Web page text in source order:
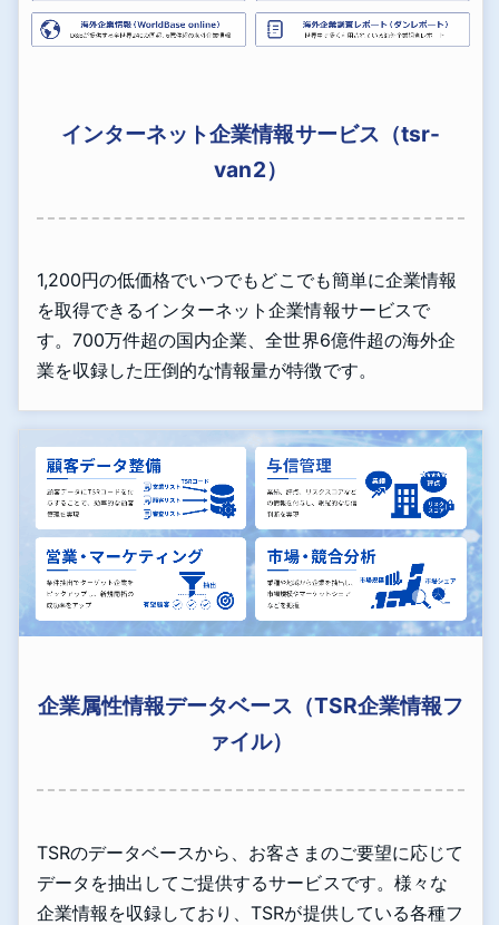
インターネット企業情報サービス（tsr-
van2）
1,200円の低価格でいつでもどこでも簡単に企業情報
を取得できるインターネット企業情報サービスで
す。700万件超の国内企業、全世界6億件超の海外企
業を収録した圧倒的な情報量が特徴です。
企業属性情報データベース（TSR企業情報フ
ァイル）
TSRのデータベースから、お客さまのご要望に応じて
データを抽出してご提供するサービスです。様々な
企業情報を収録しており、TSRが提供している各種フ